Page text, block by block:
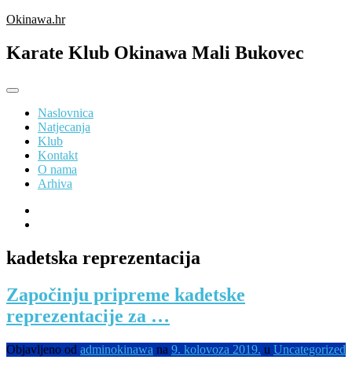
Preskoči
sadržaj
Okinawa.hr
Karate Klub Okinawa Mali Bukovec
Naslovnica
Natjecanja
Klub
Kontakt
O nama
Arhiva
kadetska reprezentacija
Započinju pripreme kadetske
reprezentacije za …
Objavljeno od adminokinawa na 9. kolovoza 2019. u Uncategorized